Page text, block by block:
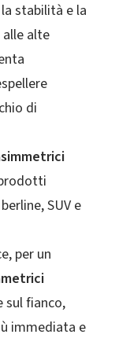
stabilità e la
alte
di
SUV e
per un
sul fianco,
immediata e